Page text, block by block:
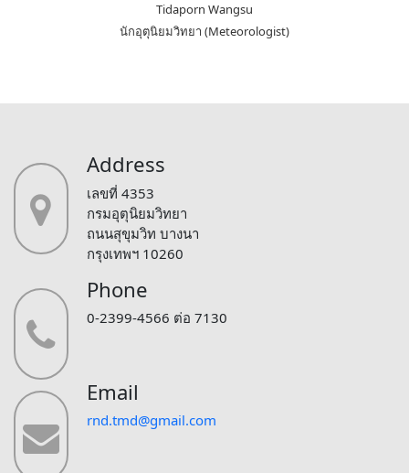
Tidaporn Wangsu
นักอุตุนิยมวิทยา (Meteorologist)
Address
เลขที่ 4353
กรมอุตุนิยมวิทยา
ถนนสุขุมวิท บางนา
กรุงเทพฯ 10260
Phone
0-2399-4566 ต่อ 7130
Email
rnd.tmd@gmail.com